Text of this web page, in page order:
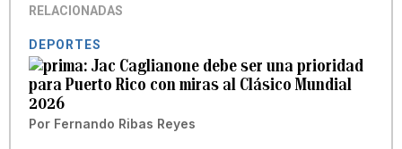
RELACIONADAS
DEPORTES
Jac Caglianone debe ser una prioridad
para Puerto Rico con miras al Clásico Mundial
2026
Por Fernando Ribas Reyes